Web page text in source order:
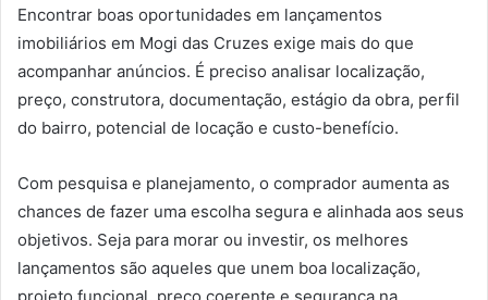
Encontrar boas oportunidades em lançamentos
imobiliários em Mogi das Cruzes exige mais do que
acompanhar anúncios. É preciso analisar localização,
preço, construtora, documentação, estágio da obra, perfil
do bairro, potencial de locação e custo-benefício.
Com pesquisa e planejamento, o comprador aumenta as
chances de fazer uma escolha segura e alinhada aos seus
objetivos. Seja para morar ou investir, os melhores
lançamentos são aqueles que unem boa localização,